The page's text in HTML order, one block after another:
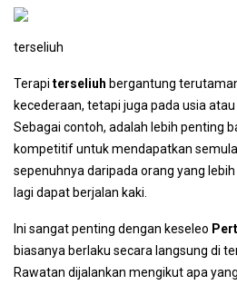
terseliuh
Terapi terseliuh bergantung
kecederaan, tetapi juga pada usia
Sebagai contoh, adalah lebih penting
kompetitif untuk mendapatkan
sepenuhnya daripada orang yang
lagi dapat berjalan kaki.
Ini sangat penting dengan keseleo
biasanya berlaku secara langsung di
Rawatan dijalankan mengikut apa